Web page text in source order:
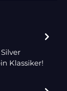
Klassiker!